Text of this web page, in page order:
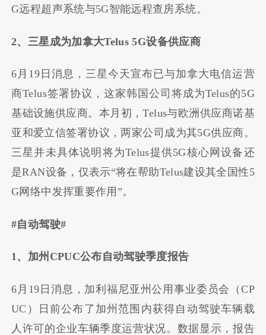
G远程超声系统与5G智能远程查房系统。
2、三星成为加拿大Telus 5G设备供应商
6月19日消息，三星今天宣布已与加拿大电信运营
商Telus签署协议，这家韩国公司将成为Telus的5G
基础设施供应商。本月初，Telus与欧洲供应商诺基
亚和爱立信签署协议，两家公司成为其5G供应商。
三星并未具体说明将为Telus提供5G核心网设备还
是RAN设备，仅表示“将在帮助Telus建设其全国性5
G网络中发挥重要作用”。
#自动驾驶#
1、加州CPUC公布自动驾驶季度报告
6月19日消息，加利福尼亚州公用事业委员会（CP
UC）日前公布了加州范围内获得自动驾驶车辆载
人许可的企业车辆季度运营状况。数据显示，报告